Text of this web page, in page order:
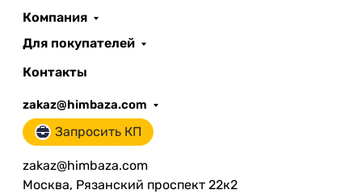
Компания
Для покупателей
Контакты
zakaz@himbaza.com
Запросить КП
zakaz@himbaza.com
Москва, Рязанский проспект 22к2